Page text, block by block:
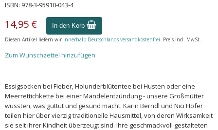
ISBN: 978-3-95910-043-4
14,95 € In den Korb
Diesen Artikel liefern wir innerhalb Deutschlands versandkostenfrei. Preis incl. MwSt.
Zum Wunschzettel hinzufügen
Essigsocken bei Fieber, Holunderblütentee bei Husten oder eine
Meerrettichkette bei einer Mandelentzündung - unsere Großmütter
wussten, was guttut und gesund macht. Karin Berndl und Nici Hofer
teilen hier über vierzig traditionelle Hausmittel, von deren Wirksamkeit
sie seit ihrer Kindheit überzeugt sind. Ihre geschmackvoll gestalteten